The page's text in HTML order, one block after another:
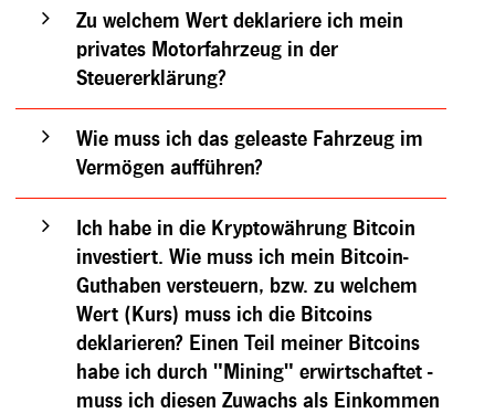
Zu welchem Wert deklariere ich mein
privates Motorfahrzeug in der
Steuererklärung?
Wie muss ich das geleaste Fahrzeug im
Vermögen aufführen?
Ich habe in die Kryptowährung Bitcoin
investiert. Wie muss ich mein Bitcoin-
Guthaben versteuern, bzw. zu welchem
Wert (Kurs) muss ich die Bitcoins
deklarieren? Einen Teil meiner Bitcoins
habe ich durch "Mining" erwirtschaftet -
muss ich diesen Zuwachs als Einkommen